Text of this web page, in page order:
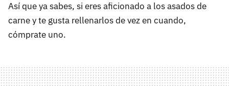
Así que ya sabes, si eres aficionado a los asados de
carne y te gusta rellenarlos de vez en cuando,
cómprate uno.